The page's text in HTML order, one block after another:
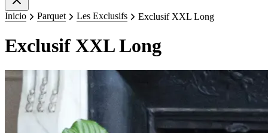
Inicio Parquet Les Exclusifs Exclusif XXL Long
Exclusif XXL Long